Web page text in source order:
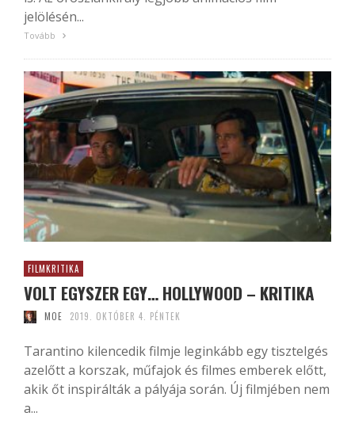
jelölésén...
Tovább
FILMKRITIKA
VOLT EGYSZER EGY… HOLLYWOOD – KRITIKA
MOE 2019. OKTÓBER 4. PÉNTEK
Tarantino kilencedik filmje leginkább egy tisztelgés
azelőtt a korszak, műfajok és filmes emberek előtt,
akik őt inspirálták a pályája során. Új filmjében nem
a...